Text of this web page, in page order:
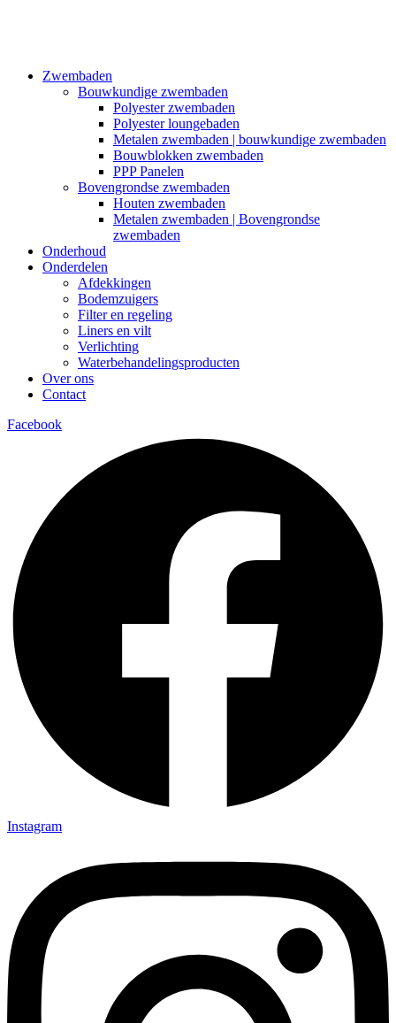
Zwembaden
Bouwkundige zwembaden
Polyester zwembaden
Polyester loungebaden
Metalen zwembaden | bouwkundige zwembaden
Bouwblokken zwembaden
PPP Panelen
Bovengrondse zwembaden
Houten zwembaden
Metalen zwembaden | Bovengrondse
zwembaden
Onderhoud
Onderdelen
Afdekkingen
Bodemzuigers
Filter en regeling
Liners en vilt
Verlichting
Waterbehandelingsproducten
Over ons
Contact
Facebook
Instagram